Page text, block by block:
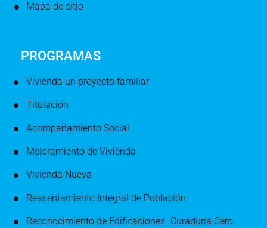
Mapa de sitio
PROGRAMAS
Vivienda un proyecto familiar
Titulación
Acompañamiento Social
Mejoramiento de Vivienda
Vivienda Nueva
Reasentamiento Integral de Población
Reconocimiento de Edificaciones- Curaduría Cero